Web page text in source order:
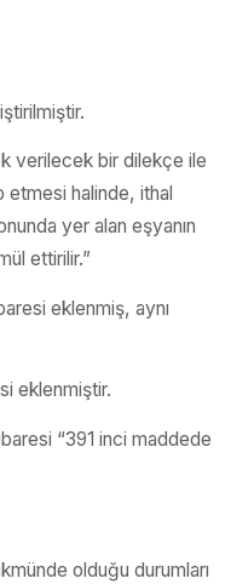
verilecek bir dilekçe ile
halinde, ithal
yer alan eşyanın
ettirilir.”
eklenmiş, aynı
eklenmiştir.
“391 inci maddede
olduğu durumları